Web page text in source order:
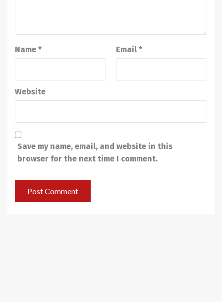
Name * Email *
Website
Save my name, email, and website in this
browser for the next time I comment.